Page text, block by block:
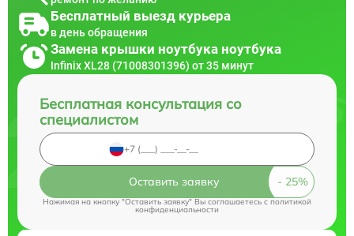
Бесплатный выезд курьера
в день обращения
Замена крышки ноутбука ноутбука
Infinix XL28 (71008301396) от 35 минут
Бесплатная консультация со
специалистом
Оставить заявку
Нажимая на кнопку "Оставить заявку" Вы соглашаетесь cполитикой
конфиденциальности